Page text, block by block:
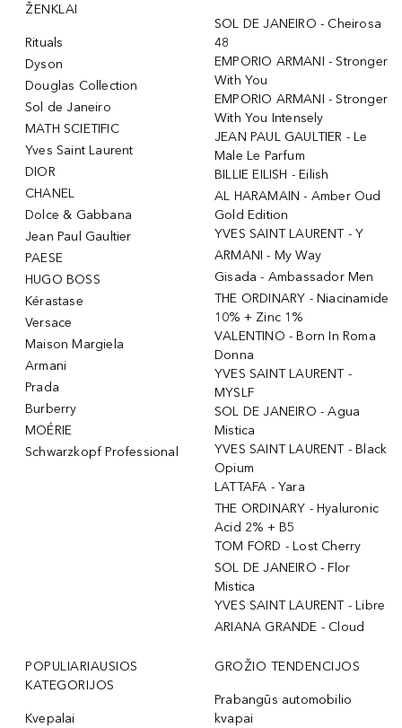
ŽENKLAI
Rituals
Dyson
Douglas Collection
Sol de Janeiro
MATH SCIETIFIC
Yves Saint Laurent
DIOR
CHANEL
Dolce & Gabbana
Jean Paul Gaultier
PAESE
HUGO BOSS
Kérastase
Versace
Maison Margiela
Armani
Prada
Burberry
MOÉRIE
Schwarzkopf Professional
SOL DE JANEIRO - Cheirosa
48
EMPORIO ARMANI - Stronger
With You
EMPORIO ARMANI - Stronger
With You Intensely
JEAN PAUL GAULTIER - Le
Male Le Parfum
BILLIE EILISH - Eilish
AL HARAMAIN - Amber Oud
Gold Edition
YVES SAINT LAURENT - Y
ARMANI - My Way
Gisada - Ambassador Men
THE ORDINARY - Niacinamide
10% + Zinc 1%
VALENTINO - Born In Roma
Donna
YVES SAINT LAURENT -
MYSLF
SOL DE JANEIRO - Agua
Mistica
YVES SAINT LAURENT - Black
Opium
LATTAFA - Yara
THE ORDINARY - Hyaluronic
Acid 2% + B5
TOM FORD - Lost Cherry
SOL DE JANEIRO - Flor
Mistica
YVES SAINT LAURENT - Libre
ARIANA GRANDE - Cloud
POPULIARIAUSIOS
KATEGORIJOS
Kvepalai
GROŽIO TENDENCIJOS
Prabangūs automobilio
kvapai